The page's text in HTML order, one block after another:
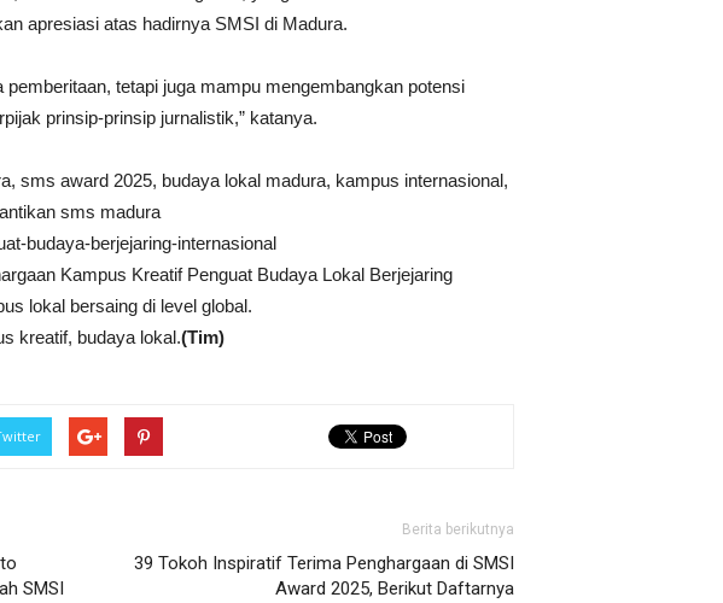
apresiasi atas hadirnya SMSI di Madura.
tetapi juga mampu mengembangkan potensi
prinsip-prinsip jurnalistik,” katanya.
sms award 2025, budaya lokal madura, kampus internasional,
sms madura
budaya-berjejaring-internasional
Kampus Kreatif Penguat Budaya Lokal Berjejaring
lokal bersaing di level global.
kreatif, budaya lokal.(Tim)
SMSI
Berita berikutnya
39 Tokoh Inspiratif Terima Penghargaan di SMSI
Award 2025, Berikut Daftarnya